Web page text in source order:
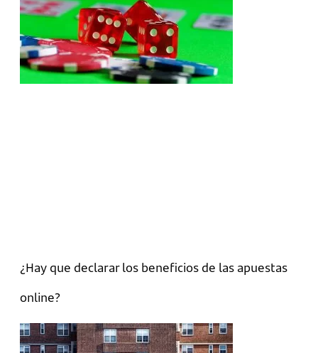
¿Hay que declarar los beneficios de las apuestas
online?